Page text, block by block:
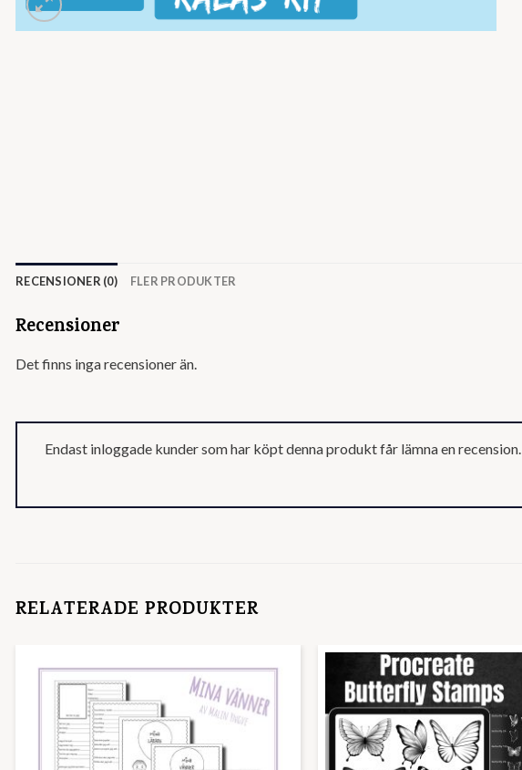
RECENSIONER (0) FLER PRODUKTER
Recensioner
Det finns inga recensioner än.
Endast inloggade kunder som har köpt denna produkt får lämna en recension.
RELATERADE PRODUKTER